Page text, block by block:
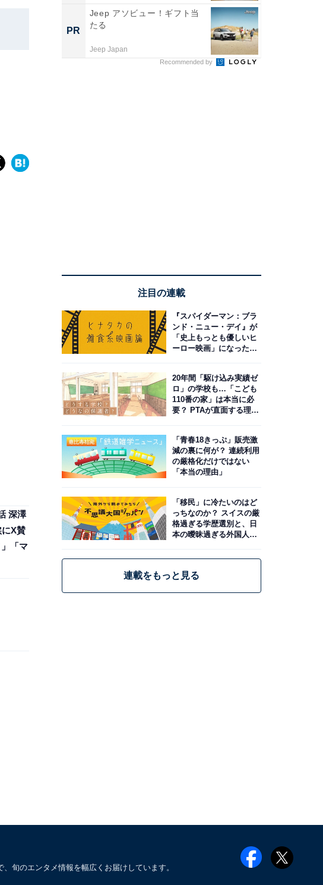
深澤
X賛
「マ
PR
Jeep アソビュー！ギフト当
たる
Jeep Japan
Recommended by
注目の連載
『スパイダーマン：ブラ
ンド・ニュー・デイ』が
「史上もっとも優しいヒ
ーロー映画」になった理
20年間「駆け込み実績ゼ
ロ」の学校も…「こども
110番の家」は本当に必
要？ PTAが直面する理想
「青春18きっぷ」販売激
減の裏に何が？ 連続利用
の厳格化だけではない
「本当の理由」
「移民」に冷たいのはど
っちなのか？ スイスの厳
格過ぎる学歴選別と、日
本の曖昧過ぎる外国人政
連載をもっと見る
旬のエンタメ情報を幅広くお届けしています。